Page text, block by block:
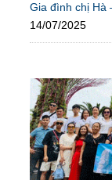
Gia đình chị Hà
14/07/2025